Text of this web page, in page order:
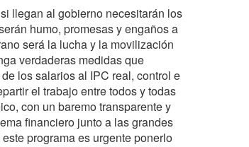
llegan al gobierno necesitarán los
humo, promesas y engaños a
será la lucha y la movilización
verdaderas medidas que
los salarios al IPC real, control e
el trabajo entre todos y todas
con un baremo transparente y
financiero junto a las grandes
programa es urgente ponerlo